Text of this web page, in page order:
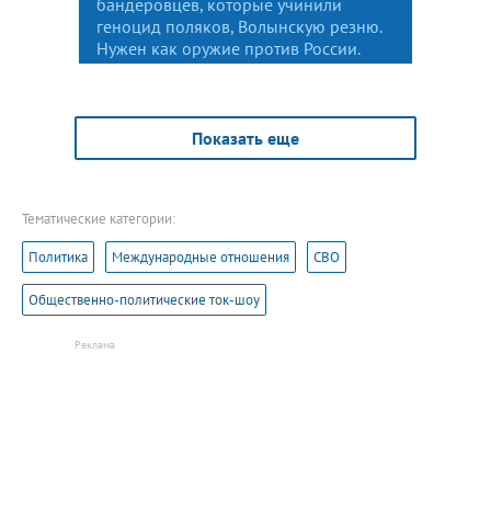
геноцид поляков, Волынскую резню.
Нужен как оружие против России.
Показать еще
Тематические категории:
Политика Международные отношения СВО
Общественно-политические ток-шоу